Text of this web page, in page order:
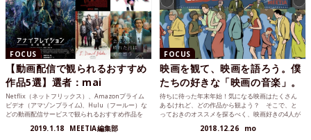
FOCUS
【動画配信で観られるおすすめ
作品5選】選者：mai
Netflix（ネットフリックス）、Amazonプライム
ビデオ（アマゾンプライム)、Hulu（フールー）な
どの動画配信サービスで観られるおすすめ作品を
選んでもらう「動画配信虎の巻」。今回は、映画
や音楽についてSNSで発信している20代OL・mai
2019.1.18 MEETIA編集部
FOCUS
映画を観て、映画を語ろう。僕
たちの好きな「映画の音楽」。
待ちに待った年末年始！気になる映画はたくさん
あるけれど、どの作品から観よう？ そこで、と
っておきのオススメを探るべく、映画好きの4人が
回のテーマは「音楽」。
2018.12.26 mo